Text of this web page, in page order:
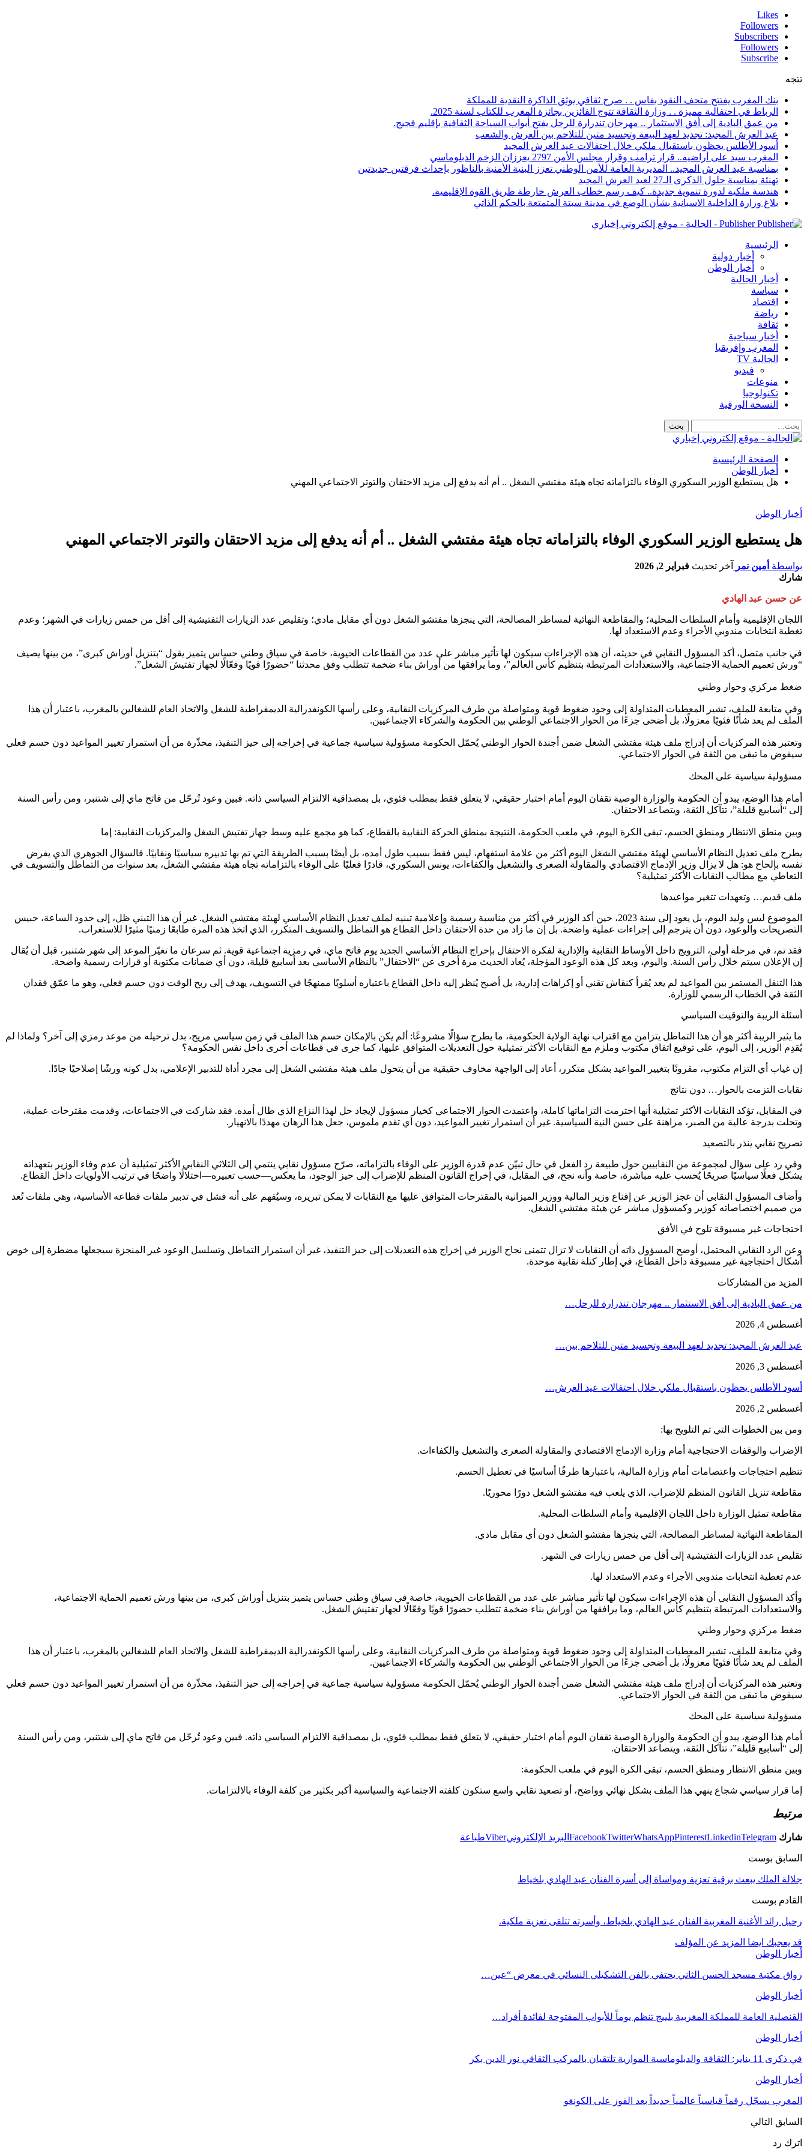
Likes
Followers
Subscribers
Followers
Subscribe
تتجه
بنك المغرب يفتتح متحف النقود بفاس . . صرح ثقافي يوثق الذاكرة النقدية للمملكة
الرباط في احتفالية مميزة . . وزارة الثقافة تتوج الفائزين بجائزة المغرب للكتاب لسنة 2025.
من عمق البادية إلى أفق الاستثمار .. مهرجان تندرارة للرحل يفتح أبواب السياحة الثقافية بإقليم فجيج.
عيد العرش المجيد: تجديد لعهد البيعة وتجسيد متين للتلاحم بين العرش والشعب
أسود الأطلس يحظون باستقبال ملكي خلال احتفالات عيد العرش المجيد
المغرب سيد على أراضيه.. قرار ترامب وقرار مجلس الأمن 2797 يعززان الزخم الدبلوماسي
بمناسبة عيد العرش المجيد.. المديرية العامة للأمن الوطني تعزز البنية الأمنية بالناظور بإحداث فرقتين جديدتين
تهنئة بمناسبة حلول الذكرى الـ27 لعيد العرش المجيد
هندسة ملكية لدورة تنموية جديدة.. كيف رسم خطاب العرش خارطة طريق القوة الإقليمية.
بلاغ وزارة الداخلية الاسبانية بشأن الوضع في مدينة سبتة المتمتعة بالحكم الذاتي
Publisher - الجالية - موقع إلكتروني إخباري
الرئيسية
أخبار دولية
أخبار الوطن
أخبار الجالية
سياسة
اقتصاد
رياضة
ثقافة
أخبار سياحية
المغرب وإفريقيا
الجالية TV
فيديو
منوعات
تكنولوجيا
النسخة الورقية
الصفحة الرئيسية
أخبار الوطن
هل يستطيع الوزير السكوري الوفاء بالتزاماته تجاه هيئة مفتشي الشغل .. أم أنه يدفع إلى مزيد الاحتقان والتوتر الاجتماعي المهني
أخبار الوطن
هل يستطيع الوزير السكوري الوفاء بالتزاماته تجاه هيئة مفتشي الشغل .. أم أنه يدفع إلى مزيد الاحتقان والتوتر الاجتماعي المهني
بواسطة أمين نمر آخر تحديث فبراير 2, 2026
شارك
عن حسن عبد الهادي
اللجان الإقليمية وأمام السلطات المحلية؛ والمقاطعة النهائية لمساطر المصالحة، التي ينجزها مفتشو الشغل دون أي مقابل مادي؛ وتقليص عدد الزيارات التفتيشية إلى أقل من خمس زيارات في الشهر؛ وعدم
تغطية انتخابات مندوبي الأجراء وعدم الاستعداد لها.
في جانب متصل، أكد المسؤول النقابي في حديثه، أن هذه الإجراءات سيكون لها تأثير مباشر على عدد من القطاعات الحيوية، خاصة في سياق وطني حساس يتميز يقول “بتنزيل أوراش كبرى”، من بينها يصيف
“ورش تعميم الحماية الاجتماعية، والاستعدادات المرتبطة بتنظيم كأس العالم”، وما يرافقها من أوراش بناء ضخمة تتطلب وفق محدثنا “حضورًا قويًا وفعّالًا لجهاز تفتيش الشغل”.
ضغط مركزي وحوار وطني
وفي متابعة للملف، تشير المعطيات المتداولة إلى وجود ضغوط قوية ومتواصلة من طرف المركزيات النقابية، وعلى رأسها الكونفدرالية الديمقراطية للشغل والاتحاد العام للشغالين بالمغرب، باعتبار أن هذا
الملف لم يعد شأنًا فئويًا معزولًا، بل أضحى جزءًا من الحوار الاجتماعي الوطني بين الحكومة والشركاء الاجتماعيين.
وتعتبر هذه المركزيات أن إدراج ملف هيئة مفتشي الشغل ضمن أجندة الحوار الوطني يُحمّل الحكومة مسؤولية سياسية جماعية في إخراجه إلى حيز التنفيذ، محذّرة من أن استمرار تغيير المواعيد دون حسم فعلي
سيقوض ما تبقى من الثقة في الحوار الاجتماعي.
مسؤولية سياسية على المحك
أمام هذا الوضع، يبدو أن الحكومة والوزارة الوصية تقفان اليوم أمام اختبار حقيقي، لا يتعلق فقط بمطلب فئوي، بل بمصداقية الالتزام السياسي ذاته. فبين وعود تُرحّل من فاتح ماي إلى شتنبر، ومن رأس السنة
إلى “أسابيع قليلة”، تتآكل الثقة، ويتصاعد الاحتقان.
وبين منطق الانتظار ومنطق الحسم، تبقى الكرة اليوم، في ملعب الحكومة، النتيجة بمنطق الحركة النقابية بالقطاع، كما هو مجمع عليه وسط جهاز تفتيش الشغل والمركزيات النقابية: إما
يطرح ملف تعديل النظام الأساسي لهيئة مفتشي الشغل اليوم أكثر من علامة استفهام، ليس فقط بسبب طول أمده، بل أيضًا بسبب الطريقة التي تم بها تدبيره سياسيًا ونقابيًا. فالسؤال الجوهري الذي يفرض
نفسه بإلحاح هو: هل لا يزال وزير الإدماج الاقتصادي والمقاولة الصغرى والتشغيل والكفاءات، يونس السكوري، قادرًا فعليًا على الوفاء بالتزاماته تجاه هيئة مفتشي الشغل، بعد سنوات من التماطل والتسويف في
التعاطي مع مطالب النقابات الأكثر تمثيلية؟
ملف قديم… وتعهدات تتغير مواعيدها
الموضوع ليس وليد اليوم، بل يعود إلى سنة 2023، حين أكد الوزير في أكثر من مناسبة رسمية وإعلامية تبنيه لملف تعديل النظام الأساسي لهيئة مفتشي الشغل. غير أن هذا التبني ظل، إلى حدود الساعة، حبيس
التصريحات والوعود، دون أن يترجم إلى إجراءات عملية واضحة. بل إن ما زاد من حدة الاحتقان داخل القطاع هو التماطل والتسويف المتكرر، الذي اتخذ هذه المرة طابعًا زمنيًا مثيرًا للاستغراب.
فقد تم، في مرحلة أولى، الترويج داخل الأوساط النقابية والإدارية لفكرة الاحتفال بإخراج النظام الأساسي الجديد يوم فاتح ماي، في رمزية اجتماعية قوية. ثم سرعان ما تغيّر الموعد إلى شهر شتنبر، قبل أن يُقال
إن الإعلان سيتم خلال رأس السنة. واليوم، وبعد كل هذه الوعود المؤجلة، يُعاد الحديث مرة أخرى عن “الاحتفال” بالنظام الأساسي بعد أسابيع قليلة، دون أي ضمانات مكتوبة أو قرارات رسمية واضحة.
هذا التنقل المستمر بين المواعيد لم يعد يُقرأ كنقاش تقني أو إكراهات إدارية، بل أصبح يُنظر إليه داخل القطاع باعتباره أسلوبًا ممنهجًا في التسويف، يهدف إلى ربح الوقت دون حسم فعلي، وهو ما عمّق فقدان
الثقة في الخطاب الرسمي للوزارة.
أسئلة الريبة والتوقيت السياسي
ما يثير الريبة أكثر هو أن هذا التماطل يتزامن مع اقتراب نهاية الولاية الحكومية، ما يطرح سؤالًا مشروعًا: ألم يكن بالإمكان حسم هذا الملف في زمن سياسي مريح، بدل ترحيله من موعد رمزي إلى آخر؟ ولماذا لم
يُقدِم الوزير، إلى اليوم، على توقيع اتفاق مكتوب وملزم مع النقابات الأكثر تمثيلية حول التعديلات المتوافق عليها، كما جرى في قطاعات أخرى داخل نفس الحكومة؟
إن غياب أي التزام مكتوب، مقرونًا بتغيير المواعيد بشكل متكرر، أعاد إلى الواجهة مخاوف حقيقية من أن يتحول ملف هيئة مفتشي الشغل إلى مجرد أداة للتدبير الإعلامي، بدل كونه ورشًا إصلاحيًا جادًا.
نقابات التزمت بالحوار… دون نتائج
في المقابل، تؤكد النقابات الأكثر تمثيلية أنها احترمت التزاماتها كاملة، واعتمدت الحوار الاجتماعي كخيار مسؤول لإيجاد حل لهذا النزاع الذي طال أمده. فقد شاركت في الاجتماعات، وقدمت مقترحات عملية،
وتحلت بدرجة عالية من الصبر، مراهنة على حسن النية السياسية. غير أن استمرار تغيير المواعيد، دون أي تقدم ملموس، جعل هذا الرهان مهددًا بالانهيار.
تصريح نقابي ينذر بالتصعيد
وفي رد على سؤال لمجموعة من النقابيين حول طبيعة رد الفعل في حال تبيّن عدم قدرة الوزير على الوفاء بالتزاماته، صرّح مسؤول نقابي ينتمي إلى الثلاثي النقابي الأكثر تمثيلية أن عدم وفاء الوزير بتعهداته
يشكل فعلًا سياسيًا صريحًا يُحسب عليه مباشرة، خاصة وأنه نجح، في المقابل، في إخراج القانون المنظم للإضراب إلى حيز الوجود، ما يعكس—حسب تعبيره—اختلالًا واضحًا في ترتيب الأولويات داخل القطاع.
وأضاف المسؤول النقابي أن عجز الوزير عن إقناع وزير المالية ووزير الميزانية بالمقترحات المتوافق عليها مع النقابات لا يمكن تبريره، وسيُفهم على أنه فشل في تدبير ملفات قطاعه الأساسية، وهي ملفات تُعد
من صميم اختصاصاته كوزير وكمسؤول مباشر عن هيئة مفتشي الشغل.
احتجاجات غير مسبوقة تلوح في الأفق
وعن الرد النقابي المحتمل، أوضح المسؤول ذاته أن النقابات لا تزال تتمنى نجاح الوزير في إخراج هذه التعديلات إلى حيز التنفيذ، غير أن استمرار التماطل وتسلسل الوعود غير المنجزة سيجعلها مضطرة إلى خوض
أشكال احتجاجية غير مسبوقة داخل القطاع، في إطار كتلة نقابية موحدة.
المزيد من المشاركات
من عمق البادية إلى أفق الاستثمار .. مهرجان تندرارة للرحل…
أغسطس 4, 2026
عيد العرش المجيد: تجديد لعهد البيعة وتجسيد متين للتلاحم بين…
أغسطس 3, 2026
أسود الأطلس يحظون باستقبال ملكي خلال احتفالات عيد العرش…
أغسطس 2, 2026
ومن بين الخطوات التي تم التلويح بها:
الإضراب والوقفات الاحتجاجية أمام وزارة الإدماج الاقتصادي والمقاولة الصغرى والتشغيل والكفاءات.
تنظيم احتجاجات واعتصامات أمام وزارة المالية، باعتبارها طرفًا أساسيًا في تعطيل الحسم.
مقاطعة تنزيل القانون المنظم للإضراب، الذي يلعب فيه مفتشو الشغل دورًا محوريًا.
مقاطعة تمثيل الوزارة داخل اللجان الإقليمية وأمام السلطات المحلية.
المقاطعة النهائية لمساطر المصالحة، التي ينجزها مفتشو الشغل دون أي مقابل مادي.
تقليص عدد الزيارات التفتيشية إلى أقل من خمس زيارات في الشهر.
عدم تغطية انتخابات مندوبي الأجراء وعدم الاستعداد لها.
وأكد المسؤول النقابي أن هذه الإجراءات سيكون لها تأثير مباشر على عدد من القطاعات الحيوية، خاصة في سياق وطني حساس يتميز بتنزيل أوراش كبرى، من بينها ورش تعميم الحماية الاجتماعية،
والاستعدادات المرتبطة بتنظيم كأس العالم، وما يرافقها من أوراش بناء ضخمة تتطلب حضورًا قويًا وفعّالًا لجهاز تفتيش الشغل.
ضغط مركزي وحوار وطني
وفي متابعة للملف، تشير المعطيات المتداولة إلى وجود ضغوط قوية ومتواصلة من طرف المركزيات النقابية، وعلى رأسها الكونفدرالية الديمقراطية للشغل والاتحاد العام للشغالين بالمغرب، باعتبار أن هذا
الملف لم يعد شأنًا فئويًا معزولًا، بل أضحى جزءًا من الحوار الاجتماعي الوطني بين الحكومة والشركاء الاجتماعيين.
وتعتبر هذه المركزيات أن إدراج ملف هيئة مفتشي الشغل ضمن أجندة الحوار الوطني يُحمّل الحكومة مسؤولية سياسية جماعية في إخراجه إلى حيز التنفيذ، محذّرة من أن استمرار تغيير المواعيد دون حسم فعلي
سيقوض ما تبقى من الثقة في الحوار الاجتماعي.
مسؤولية سياسية على المحك
أمام هذا الوضع، يبدو أن الحكومة والوزارة الوصية تقفان اليوم أمام اختبار حقيقي، لا يتعلق فقط بمطلب فئوي، بل بمصداقية الالتزام السياسي ذاته. فبين وعود تُرحّل من فاتح ماي إلى شتنبر، ومن رأس السنة
إلى “أسابيع قليلة”، تتآكل الثقة، ويتصاعد الاحتقان.
وبين منطق الانتظار ومنطق الحسم، تبقى الكرة اليوم في ملعب الحكومة:
إما قرار سياسي شجاع ينهي هذا الملف بشكل نهائي وواضح، أو تصعيد نقابي واسع ستكون كلفته الاجتماعية والسياسية أكبر بكثير من كلفة الوفاء بالالتزامات.
مرتبط
شارك FacebookTwitterWhatsAppPinterestLinkedinTelegram البريد الإلكترونيViberطباعة
السابق بوست
جلالة الملك يبعث برقية تعزية ومواساة إلى أسرة الفنان عبد الهادي بلخياط
القادم بوست
رحيل رائد الأغنية المغربية الفنان عبد الهادي بلخياط، وأسرته تتلقى تعزية ملكية.
قد يعجبك ايضا المزيد عن المؤلف
أخبار الوطن
رواق مكتبة مسجد الحسن الثاني يحتفي بالفن التشكيلي النسائي في معرض “عين…
أخبار الوطن
القنصلية العامة للمملكة المغربية بلييج تنظم يوماً للأبواب المفتوحة لفائدة أفراد…
أخبار الوطن
في ذكرى 11 يناير: الثقافة والدبلوماسية الموازية تلتقيان بالمركب الثقافي نور الدين بكر
أخبار الوطن
المغرب يسجّل رقماً قياسياً عالمياً جديداً بعد الفوز على الكونغو
السابق التالي
اترك رد